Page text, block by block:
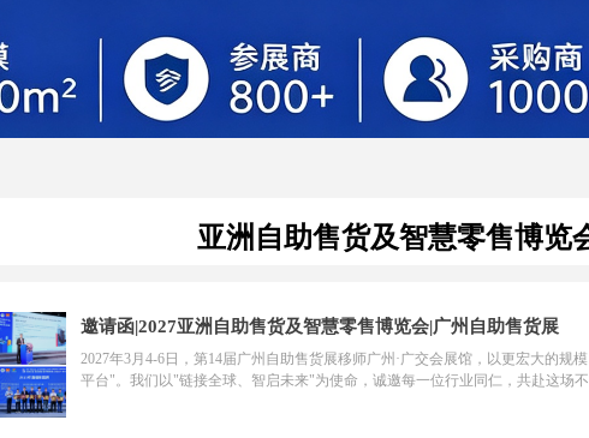
亚洲自助售货及智慧零售博览
邀请函|2027亚洲自助售货及智慧零售博览会|广州自助售货展
2027年3月4-6日，第14届广州自助售货展移师广州·广交会展馆，以更宏大的规
平台"。我们以"链接全球、智启未来"为使命，诚邀每一位行业同仁，共赴这场